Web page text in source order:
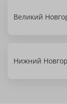
Великий
Нижний